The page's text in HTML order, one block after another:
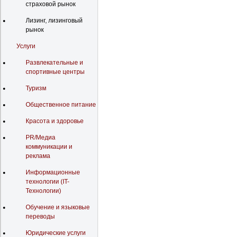
страховой рынок
Лизинг, лизинговый
рынок
Услуги
Развлекательные и
спортивные центры
Туризм
Общественное питание
Красота и здоровье
PR/Медиа
коммуникации и
реклама
Информационные
технологии (IT-
Технологии)
Обучение и языковые
переводы
Юридические услуги